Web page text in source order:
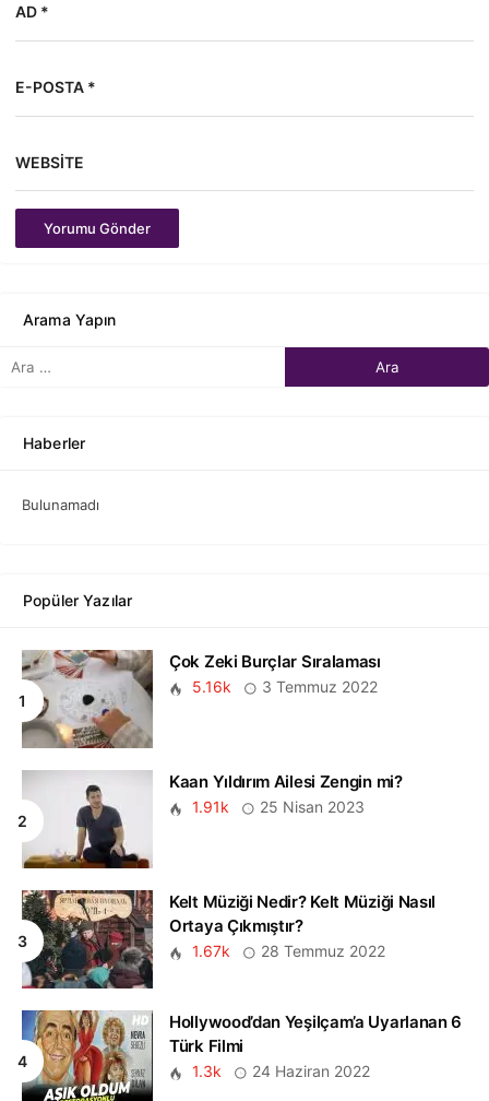
AD *
E-POSTA *
WEBSITE
Yorumu Gönder
Arama Yapın
Haberler
Bulunamadı
Popüler Yazılar
Çok Zeki Burçlar Sıralaması
5.16k 3 Temmuz 2022
Kaan Yıldırım Ailesi Zengin mi?
1.91k 25 Nisan 2023
Kelt Müziği Nedir? Kelt Müziği Nasıl
Ortaya Çıkmıştır?
1.67k 28 Temmuz 2022
Hollywood’dan Yeşilçam’a Uyarlanan 6
Türk Filmi
1.3k 24 Haziran 2022